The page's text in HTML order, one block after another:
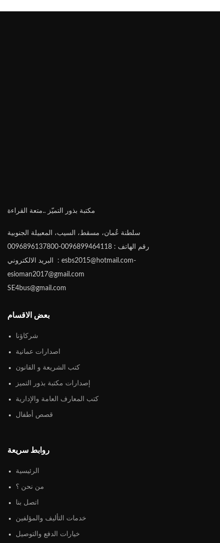
مكتبة بذور التميّز ..متعة القراءة
سلطنة عُمان، مسقط، السيب، المعبيلة الجنوبية
رقم الهاتف : 0096899464118-0096896137800
البريد الالكتروني : esbs2015@hotmail.com-
esioman2017@gmail.com
SE4bus@gmail.com
بعض الاقسام
شركاؤنا
اصدارات عمانية
كتب الشريعة و القانون
إصدارات مكتبة بذور التميز
كتب المعارف العامة والإدارية
قصص أطفال
روابط سريعة
الرئيسية
من نحن ؟
اتصل بنا
خدمات التأليف والمؤلفين
خيارات الدفع والتوصيل